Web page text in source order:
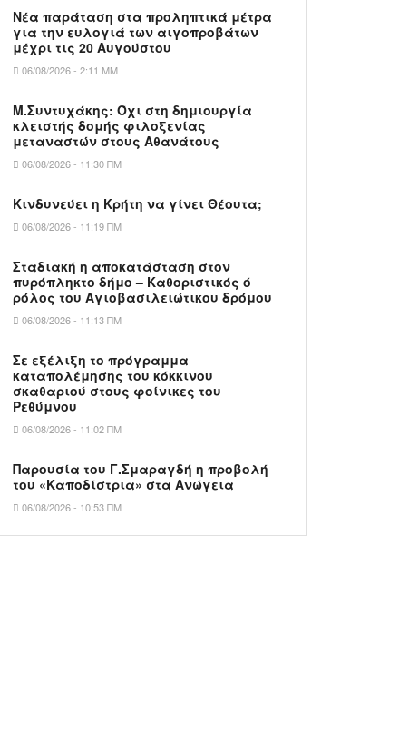
Νέα παράταση στα προληπτικά μέτρα
για την ευλογιά των αιγοπροβάτων
μέχρι τις 20 Αυγούστου
06/08/2026 - 2:11 ΜΜ
Μ.Συντυχάκης: Όχι στη δημιουργία
κλειστής δομής φιλοξενίας
μεταναστών στους Αθανάτους
06/08/2026 - 11:30 ΠΜ
Κινδυνεύει η Κρήτη να γίνει Θέουτα;
06/08/2026 - 11:19 ΠΜ
Σταδιακή η αποκατάσταση στον
πυρόπληκτο δήμο – Καθοριστικός ό
ρόλος του Αγιοβασιλειώτικου δρόμου
06/08/2026 - 11:13 ΠΜ
Σε εξέλιξη το πρόγραμμα
καταπολέμησης του κόκκινου
σκαθαριού στους φοίνικες του
Ρεθύμνου
06/08/2026 - 11:02 ΠΜ
Παρουσία του Γ.Σμαραγδή η προβολή
του «Καποδίστρια» στα Ανώγεια
06/08/2026 - 10:53 ΠΜ